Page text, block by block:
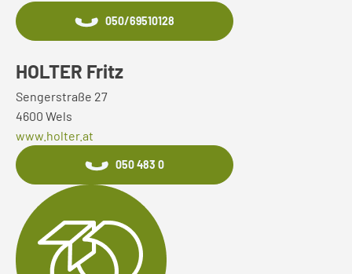
050/69510128
HOLTER Fritz
Sengerstraße 27
4600 Wels
www.holter.at
050 483 0